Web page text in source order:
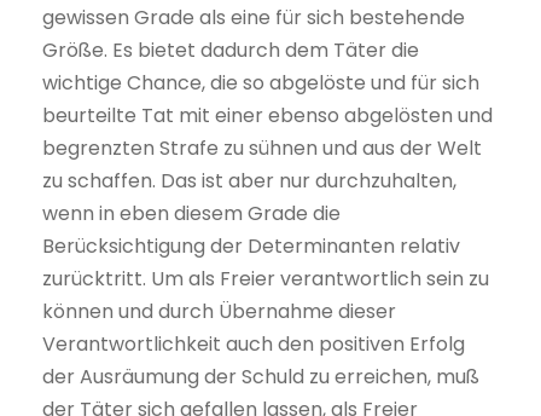
gewissen Grade als eine für sich bestehende
Größe. Es bietet dadurch dem Täter die
wichtige Chance, die so abgelöste und für sich
beurteilte Tat mit einer ebenso abgelösten und
begrenzten Strafe zu sühnen und aus der Welt
zu schaffen. Das ist aber nur durchzuhalten,
wenn in eben diesem Grade die
Berücksichtigung der Determinanten relativ
zurücktritt. Um als Freier verantwortlich sein zu
können und durch Übernahme dieser
Verantwortlichkeit auch den positiven Erfolg
der Ausräumung der Schuld zu erreichen, muß
der Täter sich gefallen lassen, als Freier